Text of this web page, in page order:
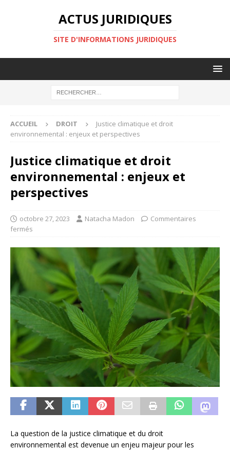
ACTUS JURIDIQUES
SITE D'INFORMATIONS JURIDIQUES
ACCUEIL DROIT
Justice climatique et droit
environnemental : enjeux et perspectives
Justice climatique et droit
environnemental : enjeux et
perspectives
octobre 27, 2023 Natacha Madon
Commentaires
fermés
La question de la justice climatique et du droit
environnemental est devenue un enjeu majeur pour les